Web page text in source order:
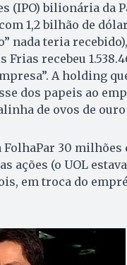
(IPO) bilionária da
1,2 bilhão de
nada teria
Frias recebeu
A holding
dos papeis ao
de ovos de
30 milhões
ações (o UOL
em troca do